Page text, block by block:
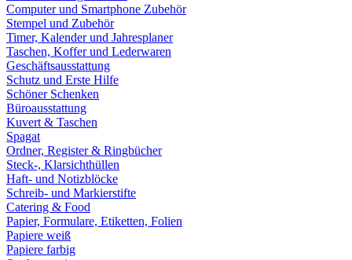
Computer und Smartphone Zubehör
Stempel und Zubehör
Timer, Kalender und Jahresplaner
Taschen, Koffer und Lederwaren
Geschäftsausstattung
Schutz und Erste Hilfe
Schöner Schenken
Büroausstattung
Kuvert & Taschen
Spagat
Ordner, Register & Ringbücher
Steck-, Klarsichthüllen
Haft- und Notizblöcke
Schreib- und Markierstifte
Catering & Food
Papier, Formulare, Etiketten, Folien
Papiere weiß
Papiere farbig